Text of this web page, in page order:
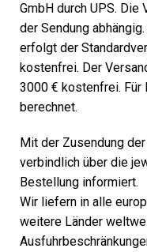
GmbH durch UPS.
der Sendung
erfolgt der
kostenfrei. Der
3000 € kostenfrei. Für
berechnet.
Mit der Zusendung
verbindlich über die
Bestellung informiert.
Wir liefern in alle
weitere Länder